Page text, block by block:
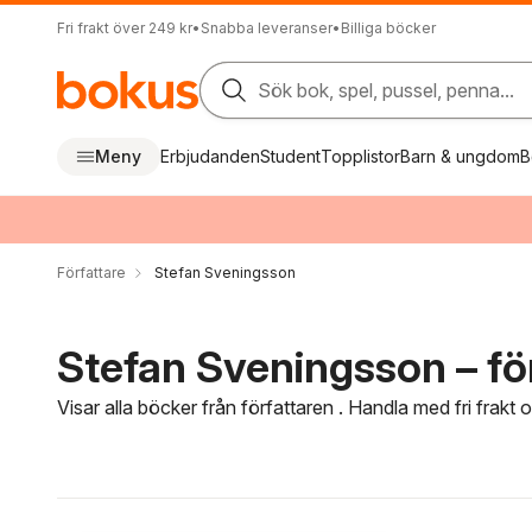
Fri frakt över 249 kr• Snabba leveranser• Billiga böcker
Sök bok, spel, pussel, penna...
Meny ErbjudandenStudentTopplistorBarn & ungdom
Författare Stefan Sveningsson
Stefan Sveningsson –
Visar alla böcker från författaren . Handla med fri frakt